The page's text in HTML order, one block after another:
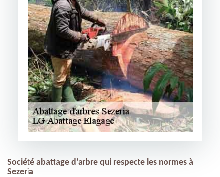
Société abattage d’arbre qui respecte les normes à
Sezeria